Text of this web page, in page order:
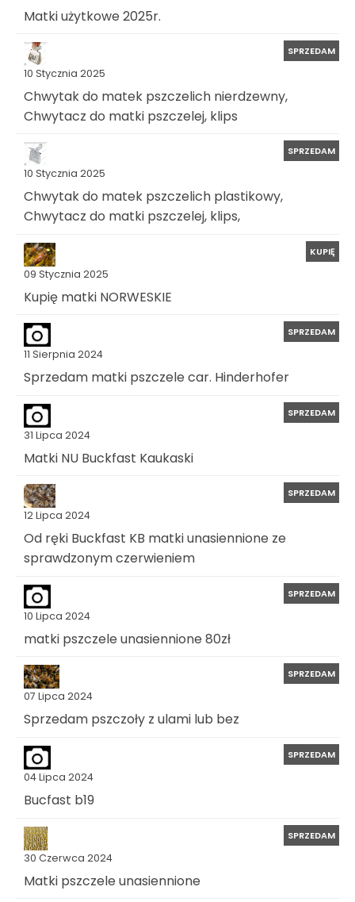
Matki użytkowe 2025r.
10 Stycznia 2025
SPRZEDAM
Chwytak do matek pszczelich nierdzewny,
Chwytacz do matki pszczelej, klips
10 Stycznia 2025
SPRZEDAM
Chwytak do matek pszczelich plastikowy,
Chwytacz do matki pszczelej, klips,
09 Stycznia 2025
KUPIĘ
Kupię matki NORWESKIE
11 Sierpnia 2024
SPRZEDAM
Sprzedam matki pszczele car. Hinderhofer
31 Lipca 2024
SPRZEDAM
Matki NU Buckfast Kaukaski
12 Lipca 2024
SPRZEDAM
Od ręki Buckfast KB matki unasiennione ze
sprawdzonym czerwieniem
10 Lipca 2024
SPRZEDAM
matki pszczele unasiennione 80zł
07 Lipca 2024
SPRZEDAM
Sprzedam pszczoły z ulami lub bez
04 Lipca 2024
SPRZEDAM
Bucfast b19
30 Czerwca 2024
SPRZEDAM
Matki pszczele unasiennione